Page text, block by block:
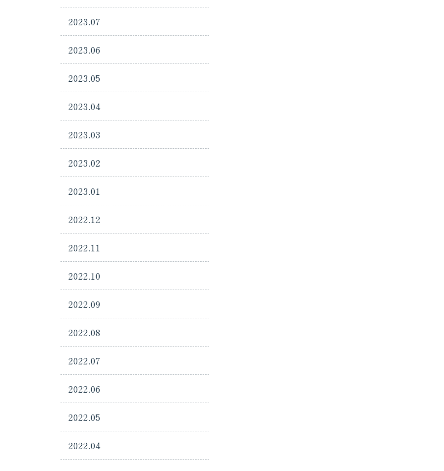
2023.07
2023.06
2023.05
2023.04
2023.03
2023.02
2023.01
2022.12
2022.11
2022.10
2022.09
2022.08
2022.07
2022.06
2022.05
2022.04